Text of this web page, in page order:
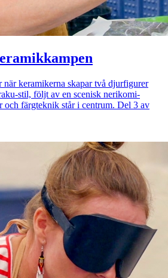
när keramikerna skapar två djurfigurer
stil, följt av en scenisk nerikomi-
och färgteknik står i centrum. Del 3 av